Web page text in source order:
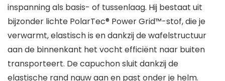
inspanning als basis- of tussenlaag. Hij bestaat uit
bijzonder lichte PolarTec® Power Grid™-stof, die je
verwarmt, elastisch is en dankzij de wafelstructuur
aan de binnenkant het vocht efficiënt naar buiten
transporteert. De capuchon sluit dankzij de
elastische rand nauw aan en past onder je helm.